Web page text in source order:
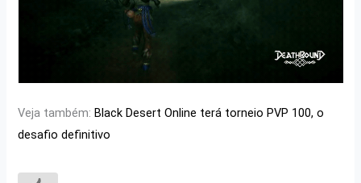
Veja também:Black Desert Online terá torneio PVP 100, o
desafio definitivo